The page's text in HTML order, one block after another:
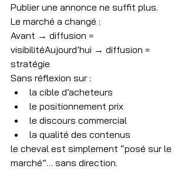
Publier une annonce ne suffit plus.
Le marché a changé :
Avant → diffusion =
visibilitéAujourd’hui → diffusion =
stratégie
Sans réflexion sur :
la cible d’acheteurs
le positionnement prix
le discours commercial
la qualité des contenus
le cheval est simplement “posé sur le
marché”… sans direction.